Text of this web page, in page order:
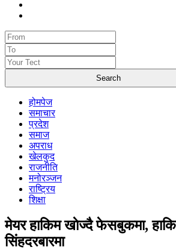
होमपेज
समाचार
प्रदेश
समाज
अपराध
खेलकुद
राजनीति
मनोरञ्जन
राष्ट्रिय
शिक्षा
मेयर हाकिम खाेज्दै फेसबुकमा,
सिंहदरबारमा